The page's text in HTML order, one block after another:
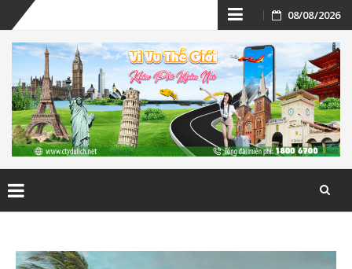
Skip
to
content
08/08/2026
content